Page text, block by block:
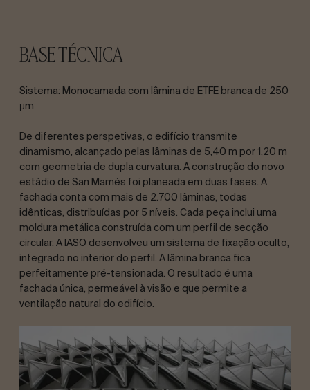
BASE TÉCNICA
Sistema: Monocamada com lâmina de ETFE branca de 250
μm
De diferentes perspetivas, o edifício transmite
dinamismo, alcançado pelas lâminas de 5,40 m por 1,20 m
com geometria de dupla curvatura. A construção do novo
estádio de San Mamés foi planeada em duas fases. A
fachada conta com mais de 2.700 lâminas, todas
idênticas, distribuídas por 5 níveis. Cada peça inclui uma
moldura metálica construída com um perfil de secção
circular. A IASO desenvolveu um sistema de fixação oculto,
integrado no interior do perfil. A lâmina branca fica
perfeitamente pré-tensionada. O resultado é uma
fachada única, permeável à visão e que permite a
ventilação natural do edifício.